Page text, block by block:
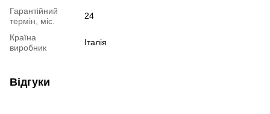
Гарантійний
термін, міс.
24
Країна
виробник
Італія
Відгуки